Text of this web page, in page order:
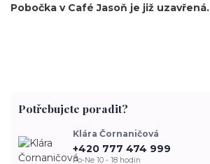
Pobočka v Café Jasoň je již uzavřená.
Potřebujete poradit?
Klára Čornaničová
+420 777 474 999
Po-Ne 10 - 18 hodin